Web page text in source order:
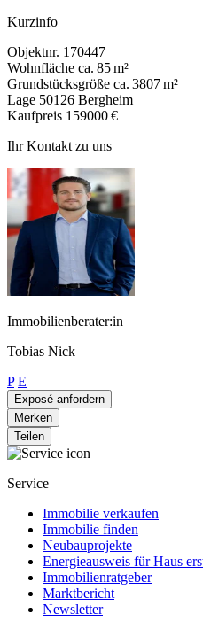
Kurzinfo
Objektnr. 170447
Wohnfläche ca. 85 m²
Grundstücksgröße ca. 3807 m²
Lage 50126 Bergheim
Kaufpreis 159000 €
Ihr Kontakt zu uns
Immobilienberater:in
Tobias Nick
P E
Exposé anfordern
Merken
Teilen
Service
Immobilie verkaufen
Immobilie finden
Neubauprojekte
Energieausweis für Haus
Immobilienratgeber
Marktbericht
Newsletter